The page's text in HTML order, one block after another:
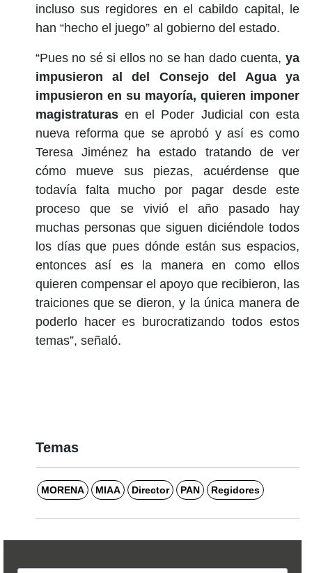
incluso sus regidores en el cabildo capital, le
han “hecho el juego” al gobierno del estado.
“Pues no sé si ellos no se han dado cuenta, ya
impusieron al del Consejo del Agua ya
impusieron en su mayoría, quieren imponer
magistraturasen el Poder Judicial con esta
nueva reforma que se aprobó y así es como
Teresa Jiménez ha estado tratando de ver
cómo mueve sus piezas, acuérdense que
todavía falta mucho por pagar desde este
proceso que se vivió el año pasado hay
muchas personas que siguen diciéndole todos
los días que pues dónde están sus espacios,
entonces así es la manera en como ellos
quieren compensar el apoyo que recibieron, las
traiciones que se dieron, y la única manera de
poderlo hacer es burocratizando todos estos
temas”, señaló.
Temas
MORENA MIAA Director PAN Regidores